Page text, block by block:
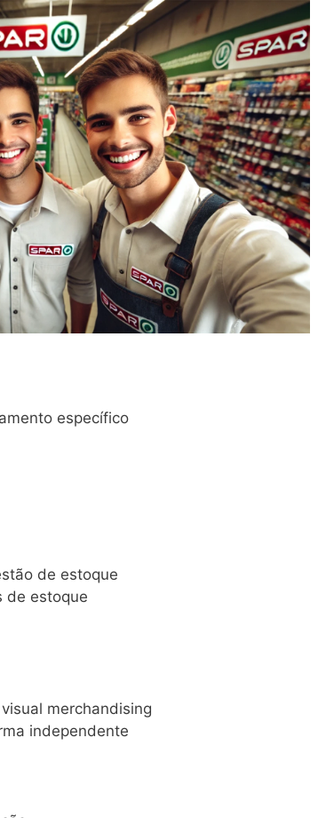
específico
de estoque
de estoque
merchandising
independente